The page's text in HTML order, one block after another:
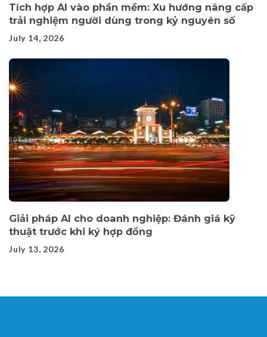
Tích hợp AI vào phần mềm: Xu hướng nâng cấp
trải nghiệm người dùng trong kỷ nguyên số
July 14, 2026
Giải pháp AI cho doanh nghiệp: Đánh giá kỹ
thuật trước khi ký hợp đồng
July 13, 2026